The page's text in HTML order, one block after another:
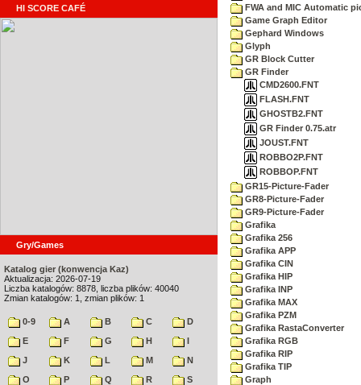
HI SCORE CAFÉ
Gry/Games
Katalog gier (konwencja Kaz)
Aktualizacja: 2026-07-19
Liczba katalogów: 8878, liczba plików: 40040
Zmian katalogów: 1, zmian plików: 1
0-9 A B C
D
E
F G H
I
J
K L M
N
O
P Q R
S
FWA and MIC Automatic
Game Graph Editor
Gephard Windows
Glyph
GR Block Cutter
GR Finder
CMD2600.FNT
FLASH.FNT
GHOSTB2.FNT
GR Finder 0.75.atr
JOUST.FNT
ROBBO2P.FNT
ROBBOP.FNT
GR15-Picture-Fader
GR8-Picture-Fader
GR9-Picture-Fader
Grafika
Grafika 256
Grafika APP
Grafika CIN
Grafika HIP
Grafika INP
Grafika MAX
Grafika PZM
Grafika RastaConverter
Grafika RGB
Grafika RIP
Grafika TIP
Graph